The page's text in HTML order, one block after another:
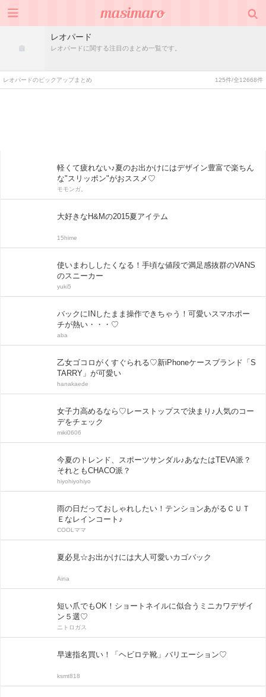
レオパード
レオパードに関する注目のまとめ一覧です。
レオパードのピックアップまとめ 125件/全12668件
軽くて疲れない♪夏のお出かけにはデザイン豊富で楽ちん
な"スリッポン"がおススメ♡
モモンガ。
大好きなH&Mの2015夏アイテム
15hime
使いまわししたくなる！手頃な値段で満足感抜群のVANS
のスニーカー
yuki5
バックにINしたまま操作できちゃう！可愛いスマホポー
チが熱い・・・♡
aba
乙女ゴコロがくすぐられる♡新iPhoneケースブランド「S
TARRY」が可愛い
hanakaede
女子力高めるなら♡レーストップスで決まり♪人気のコー
デをチェック
miki0606
今夏のトレンド、スポーツサンダル♪あなたはTEVA派？
それともCHACO派？
hiyohiyohiyo
雨の日だっておしゃれしたい！テンションあがるＣＵＴ
Ｅなレインコート♪
COOLママ
夏必見☆お出かけには大人可愛いカゴバック
Aina
短い爪でもOK！ショートネイルに似合うミニカワデザイ
ン５選♡
ニトロガス
早速指名買い！「ヘビロテ靴」バリエーション♡
ksmt818